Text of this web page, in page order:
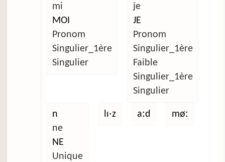
mi
MOI
Pronom
Singulier_1ère
Singulier
je
JE
Pronom
Singulier_1ère
Faible
Singulier_1ère
Singulier
n
ne
NE
Unique
lɪˑz aːd møː